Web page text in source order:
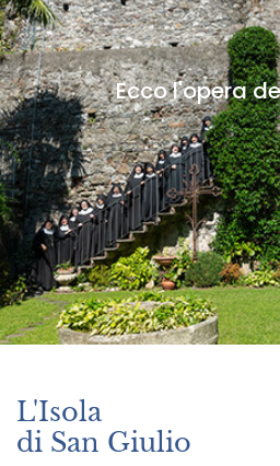
Ecco l'opera
L'Isola
di San Giulio